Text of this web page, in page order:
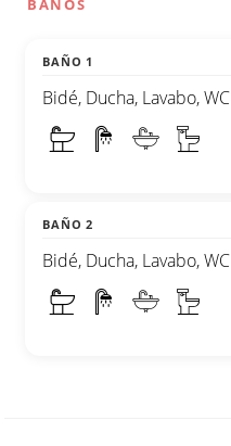
BAÑOS
BAÑO 1
Bidé, Ducha, Lavabo, WC
BAÑO 2
Bidé, Ducha, Lavabo, WC